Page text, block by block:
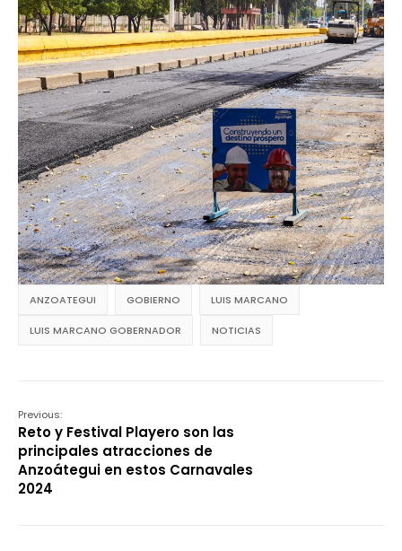
ANZOATEGUI GOBIERNO LUIS MARCANO
LUIS MARCANO GOBERNADOR NOTICIAS
Previous:
Reto y Festival Playero son las
principales atracciones de
Anzoátegui en estos Carnavales
2024